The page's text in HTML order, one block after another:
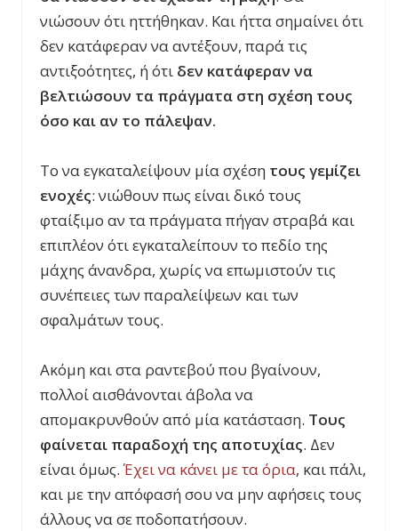
νιώσουν ότι ηττήθηκαν. Και ήττα σημαίνει ότι
δεν κατάφεραν να αντέξουν, παρά τις
αντιξοότητες, ή ότι δεν κατάφεραν να
βελτιώσουν τα πράγματα στη σχέση τους
όσο και αν το πάλεψαν.
Το να εγκαταλείψουν μία σχέση τους γεμίζει
ενοχές: νιώθουν πως είναι δικό τους
φταίξιμο αν τα πράγματα πήγαν στραβά και
επιπλέον ότι εγκαταλείπουν το πεδίο της
μάχης άνανδρα, χωρίς να επωμιστούν τις
συνέπειες των παραλείψεων και των
σφαλμάτων τους.
Ακόμη και στα ραντεβού που βγαίνουν,
πολλοί αισθάνονται άβολα να
απομακρυνθούν από μία κατάσταση. Τους
φαίνεται παραδοχή της αποτυχίας. Δεν
είναι όμως.Έχει να κάνει με τα όρια, και πάλι,
και με την απόφασή σου να μην αφήσεις τους
άλλους να σε ποδοπατήσουν.